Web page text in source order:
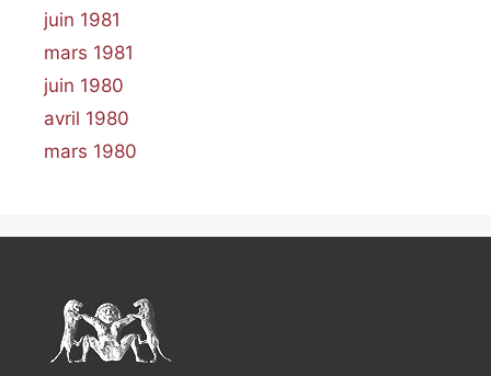
juin 1981
mars 1981
juin 1980
avril 1980
mars 1980